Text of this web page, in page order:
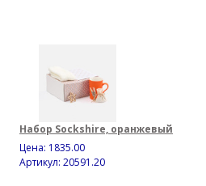
Набор Sockshire, оранжевый
Цена: 1835.00
Артикул: 20591.20